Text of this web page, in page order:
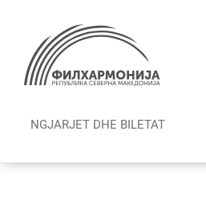
content
NGJARJET DHE BILETAT